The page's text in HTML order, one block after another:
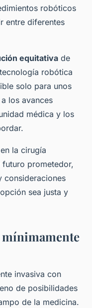
robóticos
entre diferentes
equitativa de
robótica
solo para unos
los avances
médica y los
la cirugía
futuro prometedor,
consideraciones
sea justa y
invasiva con
de posibilidades
de la medicina.